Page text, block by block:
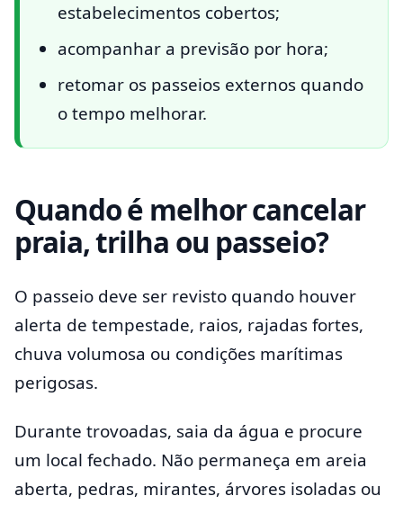
estabelecimentos cobertos;
acompanhar a previsão por hora;
retomar os passeios externos quando
o tempo melhorar.
Quando é melhor cancelar
praia, trilha ou passeio?
O passeio deve ser revisto quando houver
alerta de tempestade, raios, rajadas fortes,
chuva volumosa ou condições marítimas
perigosas.
Durante trovoadas, saia da água e procure
um local fechado. Não permaneça em areia
aberta, pedras, mirantes, árvores isoladas ou